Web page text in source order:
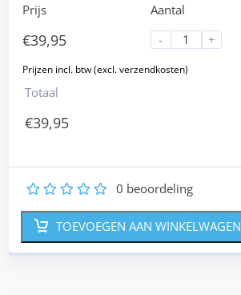
Prijs
€39,95
Aantal
-
+
Totaal
€39,95
5
4
3
2 0 beoordeling
TOEVOEGEN AAN WINKELWAGEN